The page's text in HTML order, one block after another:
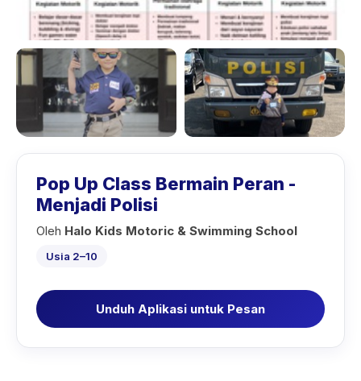
Pop Up Class Bermain Peran -
Menjadi Polisi
Oleh Halo Kids Motoric & Swimming School
Usia 2–10
Unduh Aplikasi untuk Pesan